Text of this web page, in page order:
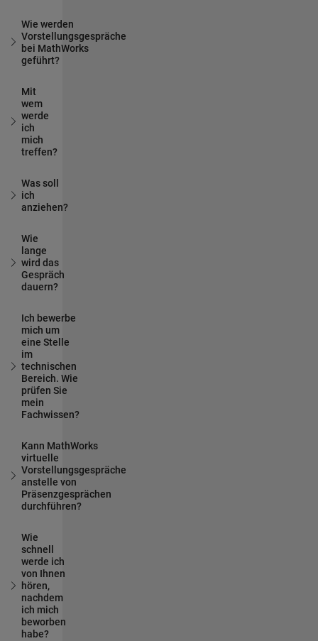
Wie werden
Vorstellungsgespräche
bei MathWorks
geführt?
Mit
wem
werde
ich
mich
treffen?
Was soll
ich
anziehen?
Wie
lange
wird das
Gespräch
dauern?
Ich bewerbe
mich um
eine Stelle
im
technischen
Bereich. Wie
prüfen Sie
mein
Fachwissen?
Kann MathWorks
virtuelle
Vorstellungsgespräche
anstelle von
Präsenzgesprächen
durchführen?
Wie
schnell
werde ich
von Ihnen
hören,
nachdem
ich mich
beworben
habe?